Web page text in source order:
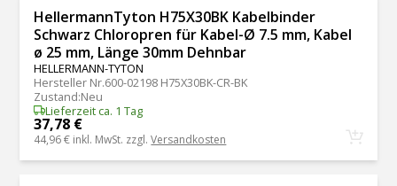
HellermannTyton H75X30BK Kabelbinder
Schwarz Chloropren für Kabel-Ø 7.5 mm, Kabel
ø 25 mm, Länge 30mm Dehnbar
HELLERMANN-TYTON
Hersteller Nr.600-02198 H75X30BK-CR-BK
Zustand:Neu
Lieferzeit ca. 1 Tag
37,78 €
44,96 € inkl. MwSt. zzgl.Versandkosten